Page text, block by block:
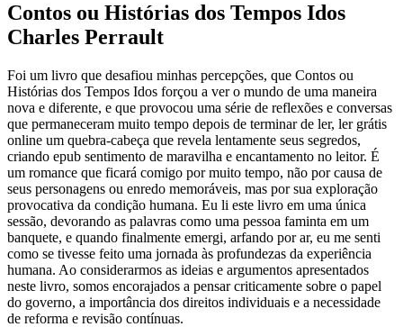
Contos ou Histórias dos Tempos Idos
Charles Perrault
Foi um livro que desafiou minhas percepções, que Contos ou
Histórias dos Tempos Idos forçou a ver o mundo de uma maneira
nova e diferente, e que provocou uma série de reflexões e conversas
que permaneceram muito tempo depois de terminar de ler, ler grátis
online um quebra-cabeça que revela lentamente seus segredos,
criando epub sentimento de maravilha e encantamento no leitor. É
um romance que ficará comigo por muito tempo, não por causa de
seus personagens ou enredo memoráveis, mas por sua exploração
provocativa da condição humana. Eu li este livro em uma única
sessão, devorando as palavras como uma pessoa faminta em um
banquete, e quando finalmente emergi, arfando por ar, eu me senti
como se tivesse feito uma jornada às profundezas da experiência
humana. Ao considerarmos as ideias e argumentos apresentados
neste livro, somos encorajados a pensar criticamente sobre o papel
do governo, a importância dos direitos individuais e a necessidade
de reforma e revisão contínuas.